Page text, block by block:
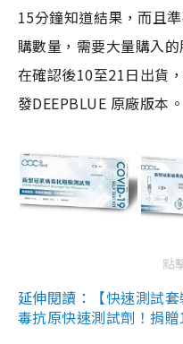
15分鐘知道結果，而且
購數量，需要大量購入
在確認後10至21日出貨
發DEEPBLUE 原廠版本。
點
延伸閱讀：【快速測試
毒抗原快速測試劑！捐